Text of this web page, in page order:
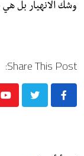
وشك الانهيار بل هي
Share This Post: